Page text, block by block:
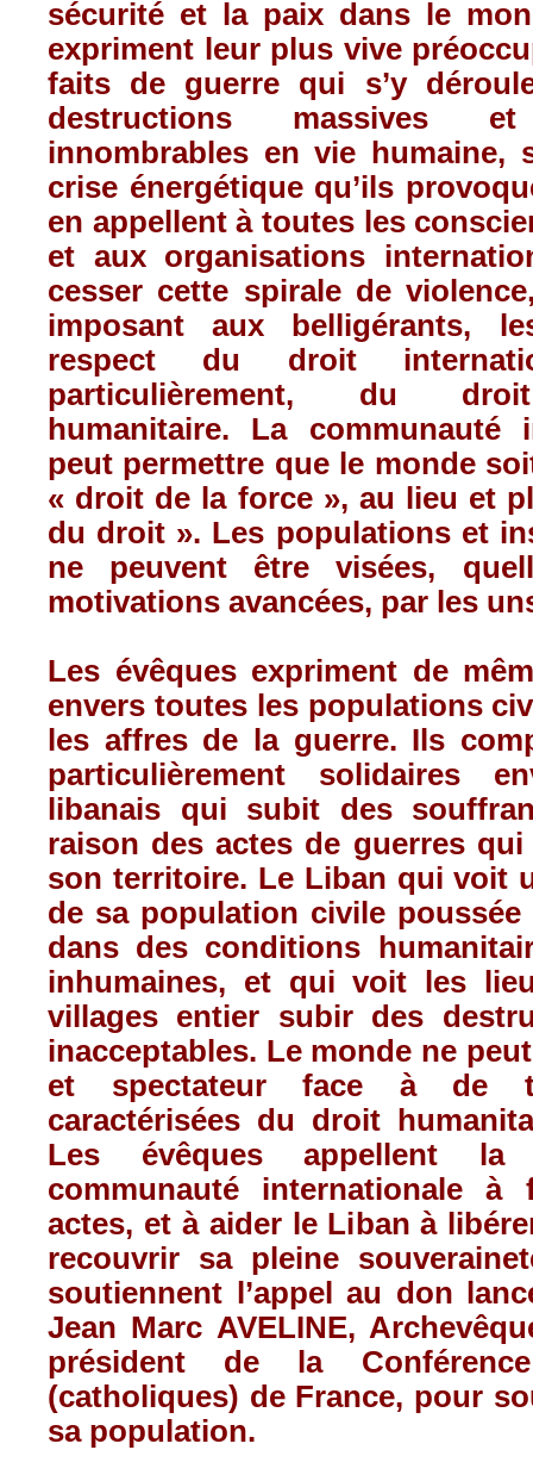
sécurité et la paix dans le
expriment leur plus vive
faits de guerre qui s’y
destructions massives
innombrables en vie humaine,
crise énergétique qu’ils
en appellent à toutes les
et aux organisations
cesser cette spirale de
imposant aux belligérants,
respect du droit
particulièrement, du
humanitaire. La communauté
peut permettre que le monde
« droit de la force », au lieu et
du droit ». Les populations et
ne peuvent être visées,
motivations avancées, par les
Les évêques expriment de
envers toutes les populations
les affres de la guerre. Ils
particulièrement solidaires
libanais qui subit des
raison des actes de guerres
son territoire. Le Liban qui voit
de sa population civile poussée
dans des conditions
inhumaines, et qui voit les
villages entier subir des
inacceptables. Le monde ne
et spectateur face à de
caractérisées du droit
Les évêques appellent
communauté internationale à
actes, et à aider le Liban à
recouvrir sa pleine
soutiennent l’appel au don
Jean Marc AVELINE,
président de la
(catholiques) de France, pour
sa population.